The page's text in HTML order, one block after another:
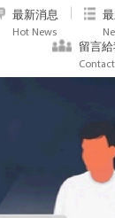
最新消息
Hot News
留言